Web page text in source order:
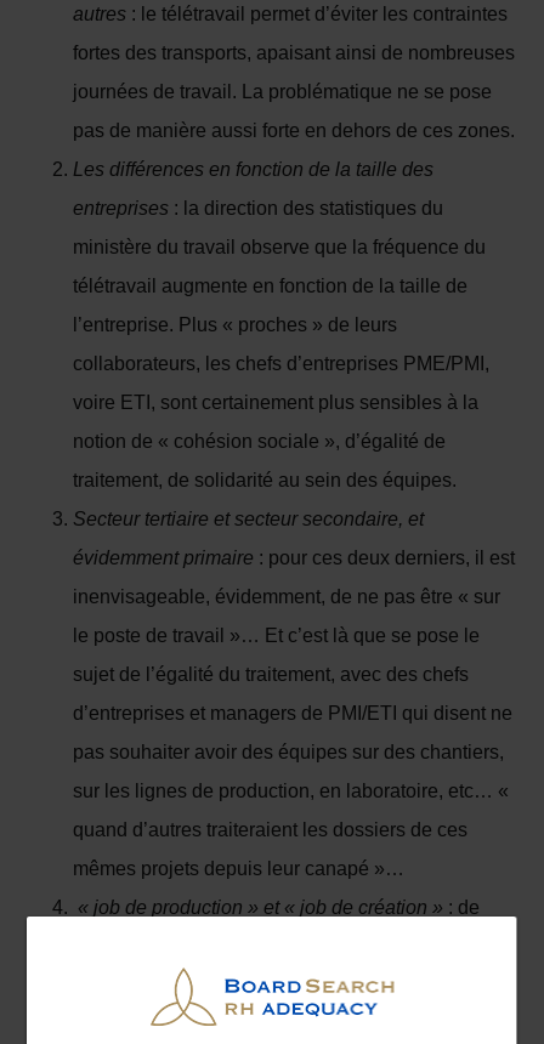
autres : le télétravail permet d’éviter les contraintes
fortes des transports, apaisant ainsi de nombreuses
journées de travail. La problématique ne se pose
pas de manière aussi forte en dehors de ces zones.
Les différences en fonction de la taille des
entreprises : la direction des statistiques du
ministère du travail observe que la fréquence du
télétravail augmente en fonction de la taille de
l’entreprise. Plus « proches » de leurs
collaborateurs, les chefs d’entreprises PME/PMI,
voire ETI, sont certainement plus sensibles à la
notion de « cohésion sociale », d’égalité de
traitement, de solidarité au sein des équipes.
Secteur tertiaire et secteur secondaire, et
évidemment primaire : pour ces deux derniers, il est
inenvisageable, évidemment, de ne pas être « sur
le poste de travail »… Et c’est là que se pose le
sujet de l’égalité du traitement, avec des chefs
d’entreprises et managers de PMI/ETI qui disent ne
pas souhaiter avoir des équipes sur des chantiers,
sur les lignes de production, en laboratoire, etc… «
quand d’autres traiteraient les dossiers de ces
mêmes projets depuis leur canapé »…
« job de production » et « job de création » : de
tous, avec des parts différentes selon nos métiers, à
la fois dans des « jobs de production » (on déroule